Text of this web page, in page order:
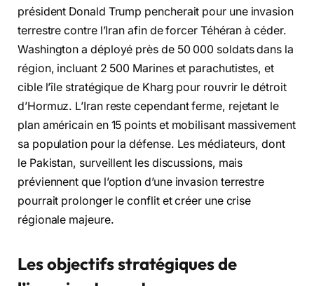
président Donald Trump pencherait pour une invasion
terrestre contre l’Iran afin de forcer Téhéran à céder.
Washington a déployé près de 50 000 soldats dans la
région, incluant 2 500 Marines et parachutistes, et
cible l’île stratégique de Kharg pour rouvrir le détroit
d’Hormuz. L’Iran reste cependant ferme, rejetant le
plan américain en 15 points et mobilisant massivement
sa population pour la défense. Les médiateurs, dont
le Pakistan, surveillent les discussions, mais
préviennent que l’option d’une invasion terrestre
pourrait prolonger le conflit et créer une crise
régionale majeure.
Les objectifs stratégiques de